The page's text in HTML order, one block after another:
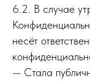
6.2. В случае
несёт
— Стала